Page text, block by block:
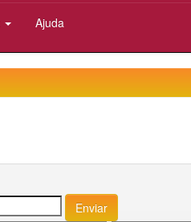
Ajuda